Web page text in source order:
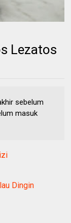
Lezatos
sebelum
masuk
Dingin